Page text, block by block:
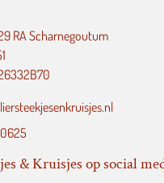
RA Scharnegoutum
& Kruisjes op social